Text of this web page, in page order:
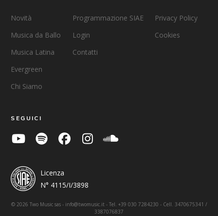
Novità
Musica da Ballo
Musica Latina
Evergreen
Chi Siamo
Programmazione SIAE
Login
Contatti
Privacy Policy
Cookies
SEGUICI
Licenza
N° 4115/I/3898
© 2026 Two Music sas - info@twomusic.it - Tel. +39 030 7284230 - Cell. 3470675341 /
3387076837